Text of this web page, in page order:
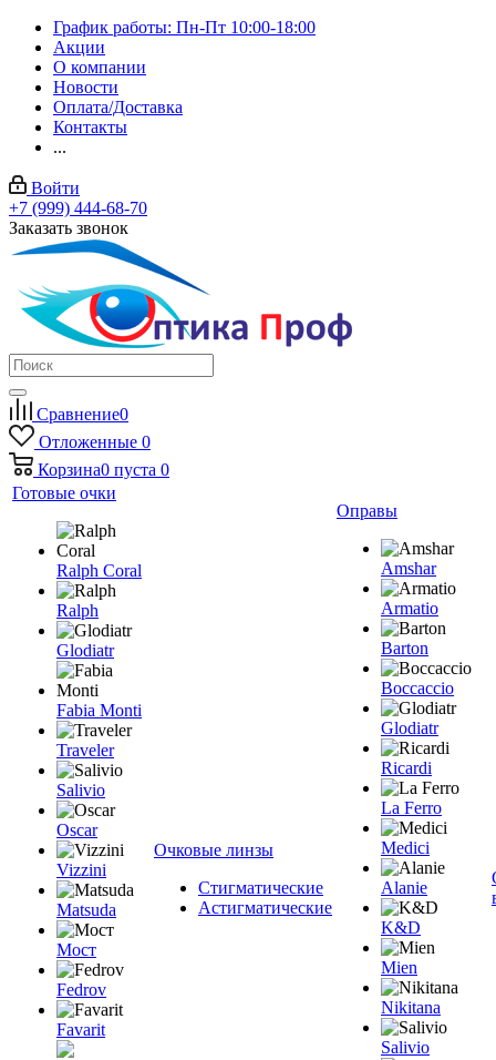
График работы: Пн-Пт 10:00-18:00
Акции
О компании
Новости
Оплата/Доставка
Контакты
...
Войти
+7 (999) 444-68-70
Заказать звонок
Сравнение0
Отложенные 0
Корзина0 пуста 0
Готовые очки
Ralph Coral
Ralph
Glodiatr
Fabia Monti
Traveler
Salivio
Oscar
Vizzini
Matsuda
Мост
Fedrov
Favarit
Очковые линзы
Стигматические
Астигматические
Оправы
Amshar
Armatio
Barton
Boccaccio
Glodiatr
Ricardi
La Ferro
Medici
Alanie
K&D
Mien
Nikitana
Salivio